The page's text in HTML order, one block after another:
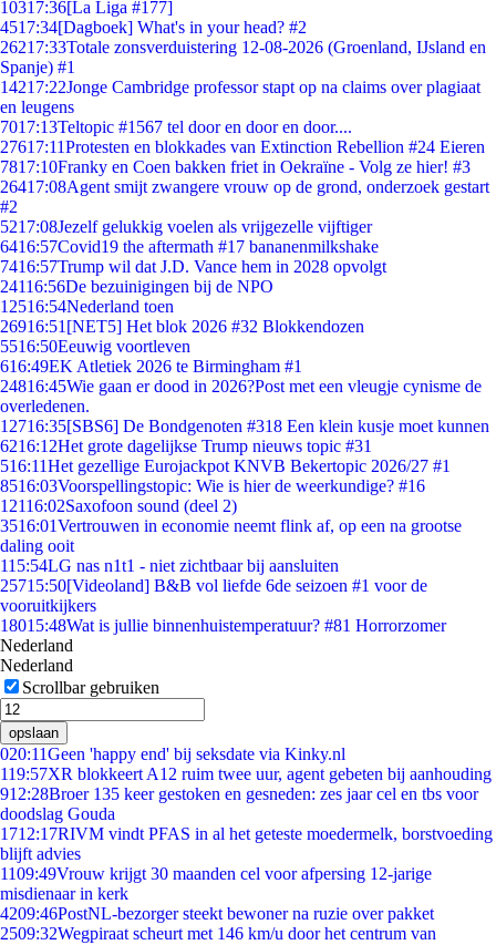
10317:36[La Liga #177]
4517:34[Dagboek] What's in your head? #2
26217:33Totale zonsverduistering 12-08-2026 (Groenland, IJsland en
Spanje) #1
14217:22Jonge Cambridge professor stapt op na claims over plagiaat
en leugens
7017:13Teltopic #1567 tel door en door en door....
27617:11Protesten en blokkades van Extinction Rebellion #24 Eieren
7817:10Franky en Coen bakken friet in Oekraïne - Volg ze hier! #3
26417:08Agent smijt zwangere vrouw op de grond, onderzoek gestart
#2
5217:08Jezelf gelukkig voelen als vrijgezelle vijftiger
6416:57Covid19 the aftermath #17 bananenmilkshake
7416:57Trump wil dat J.D. Vance hem in 2028 opvolgt
24116:56De bezuinigingen bij de NPO
12516:54Nederland toen
26916:51 [NET5] Het blok 2026 #32 Blokkendozen
5516:50Eeuwig voortleven
616:49EK Atletiek 2026 te Birmingham #1
24816:45Wie gaan er dood in 2026?Post met een vleugje cynisme de
overledenen.
12716:35[SBS6] De Bondgenoten #318 Een klein kusje moet kunnen
6216:12Het grote dagelijkse Trump nieuws topic #31
516:11Het gezellige Eurojackpot KNVB Bekertopic 2026/27 #1
8516:03Voorspellingstopic: Wie is hier de weerkundige? #16
12116:02Saxofoon sound (deel 2)
3516:01Vertrouwen in economie neemt flink af, op een na grootse
daling ooit
115:54LG nas n1t1 - niet zichtbaar bij aansluiten
25715:50[Videoland] B&B vol liefde 6de seizoen #1 voor de
vooruitkijkers
18015:48Wat is jullie binnenhuistemperatuur? #81 Horrorzomer
Nederland
Nederland
Scrollbar gebruiken
opslaan
020:11Geen 'happy end' bij seksdate via Kinky.nl
119:57XR blokkeert A12 ruim twee uur, agent gebeten bij aanhouding
912:28Broer 135 keer gestoken en gesneden: zes jaar cel en tbs voor
doodslag Gouda
1712:17RIVM vindt PFAS in al het geteste moedermelk, borstvoeding
blijft advies
1109:49Vrouw krijgt 30 maanden cel voor afpersing 12-jarige
misdienaar in kerk
4209:46PostNL-bezorger steekt bewoner na ruzie over pakket
2509:32Wegpiraat scheurt met 146 km/u door het centrum van